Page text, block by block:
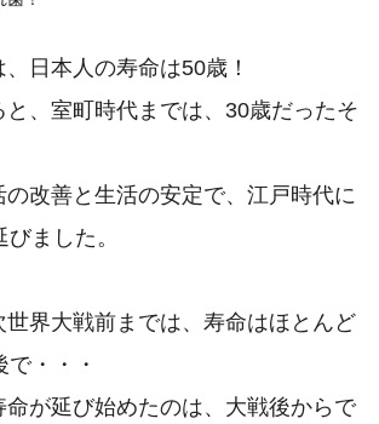
日本人の寿命は50歳！
と、室町時代までは、30歳だったそ
改善と生活の安定で、江戸時代に
ました。
世界大戦前までは、寿命はほとんど
・・・
命が延び始めたのは、大戦後からで